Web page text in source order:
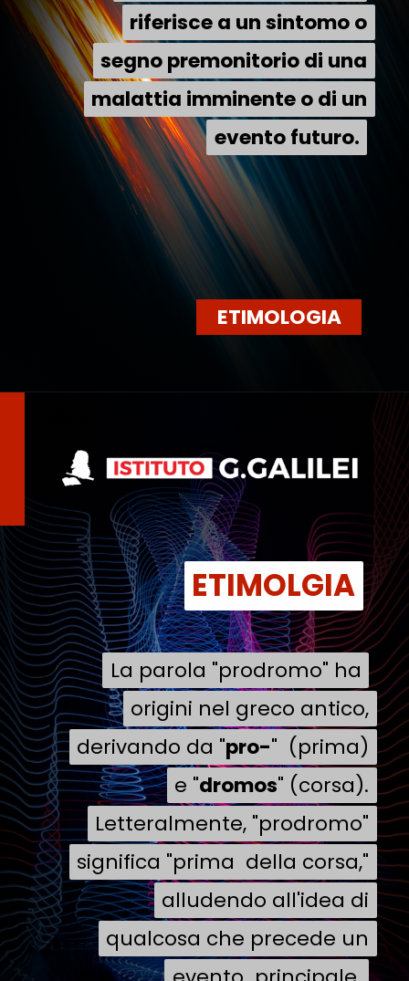
riferisce a un sintomo o
segno premonitorio di una
malattia imminente o di un
evento futuro.
riferisce a un sintomo o
segno premonitorio di una
malattia imminente o di un
evento futuro.
ETIMOLOGIA
La parola "prodromo" ha
origini nel greco antico,
derivando da "pro-" (prima)
e "dromos" (corsa).
Letteralmente, "prodromo"
significa "prima della corsa,"
alludendo all'idea di
qualcosa che precede un
La parola "prodromo" ha
origini nel greco antico,
derivando da "pro-" (prima)
e "dromos" (corsa).
Letteralmente, "prodromo"
significa "prima della corsa,"
alludendo all'idea di
qualcosa che precede un
ETIMOLGIA
ETIMOLGIA